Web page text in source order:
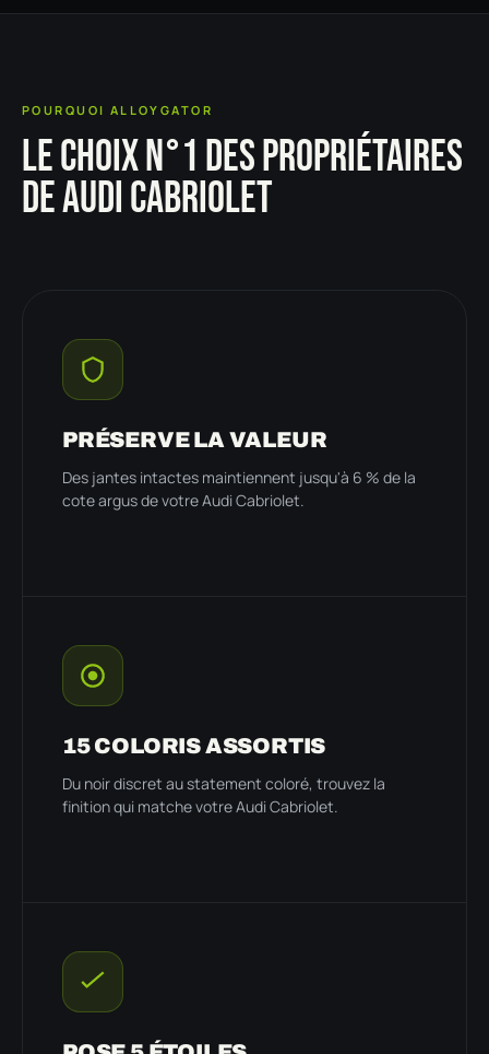
POURQUOI ALLOYGATOR
LE CHOIX N°1 DES PROPRIÉTAIRES
DE AUDI CABRIOLET
PRÉSERVE LA VALEUR
Des jantes intactes maintiennent jusqu'à 6 % de la
cote argus de votre Audi Cabriolet.
15 COLORIS ASSORTIS
Du noir discret au statement coloré, trouvez la
finition qui matche votre Audi Cabriolet.